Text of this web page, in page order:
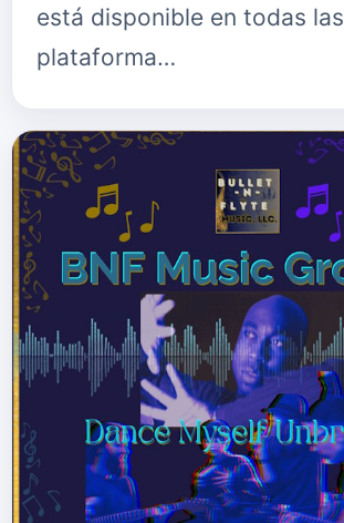
está disponible en todas las
plataforma…